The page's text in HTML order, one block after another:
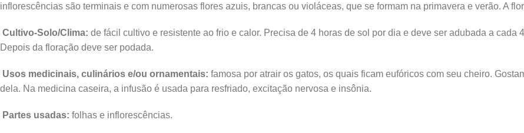
inflorescências são terminais e com numerosas flores azuis, brancas ou violáceas, que se formam na primavera e verão. A
Cultivo-Solo/Clima: de fácil cultivo e resistente ao frio e calor. Precisa de 4 horas de sol por dia e deve ser adubada a
Depois da floração deve ser podada.
Usos medicinais, culinários e/ou ornamentais: famosa por atrair os gatos, os quais ficam eufóricos com seu cheiro.
dela. Na medicina caseira, a infusão é usada para resfriado, excitação nervosa e insônia.
Partes usadas: folhas e inflorescências.